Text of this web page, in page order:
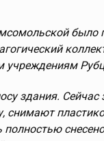
было
учреждениям
здания.
снимают
полностью